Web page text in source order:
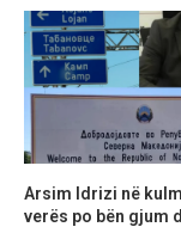
Arsim Idrizi në
verës po bën gjum